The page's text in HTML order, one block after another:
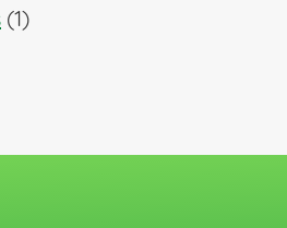
productos
11